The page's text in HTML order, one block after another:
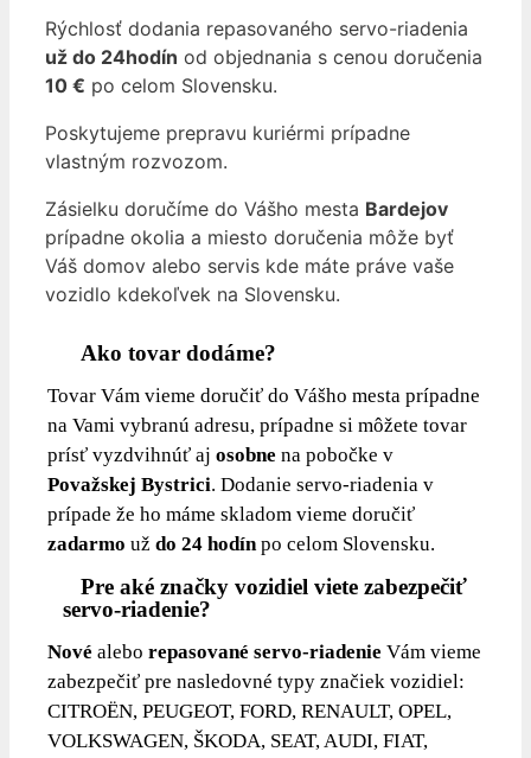
Rýchlosť dodania repasovaného servo-riadenia
už do 24hodín od objednania s cenou doručenia
10 € po celom Slovensku.
Poskytujeme prepravu kuriérmi prípadne
vlastným rozvozom.
Zásielku doručíme do Vášho mesta Bardejov
prípadne okolia a miesto doručenia môže byť
Váš domov alebo servis kde máte práve vaše
vozidlo kdekoľvek na Slovensku.
Ako tovar dodáme?
Tovar Vám vieme doručiť do Vášho mesta prípadne
na Vami vybranú adresu, prípadne si môžete tovar
prísť vyzdvihnúť aj osobne na pobočke v
Považskej Bystrici. Dodanie servo-riadenia v
prípade že ho máme skladom vieme doručiť
zadarmo už do 24 hodínpo celom Slovensku.
Pre aké značky vozidiel viete zabezpečiť
servo-riadenie?
Nové alebo repasované servo-riadenie Vám vieme
zabezpečiť pre nasledovné typy značiek vozidiel:
CITROËN, PEUGEOT, FORD, RENAULT, OPEL,
VOLKSWAGEN, ŠKODA, SEAT, AUDI, FIAT,